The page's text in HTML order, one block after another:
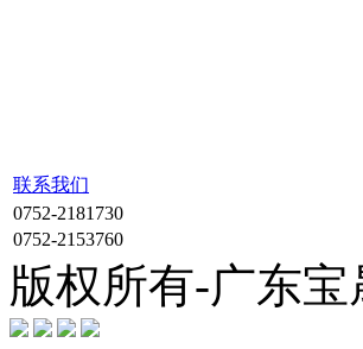
联系我们
0752-2181730
0752-2153760
版权所有-广东